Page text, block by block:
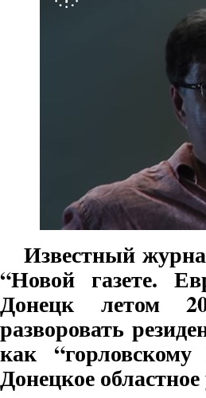
Известный
“Новой газете.
Донецк летом
разворовать
как
Донецкое